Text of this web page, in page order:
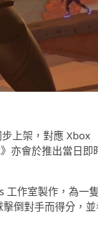
上架，對應 Xbox
亦會於推出當日即
工作室製作，為一
倒對手而得分，